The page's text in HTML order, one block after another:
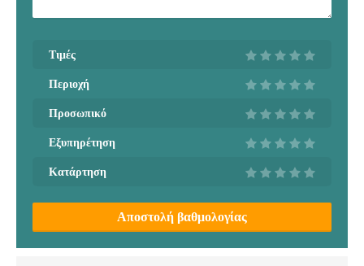
Τιμές
Περιοχή
Προσωπικό
Εξυπηρέτηση
Κατάρτηση
Αποστολή βαθμολογίας